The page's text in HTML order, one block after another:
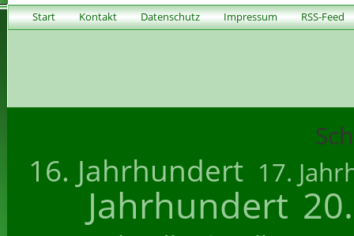
Start Kontakt Datenschutz Impressum RSS-Feed
16. Jahrhundert 17.
Jahrhundert